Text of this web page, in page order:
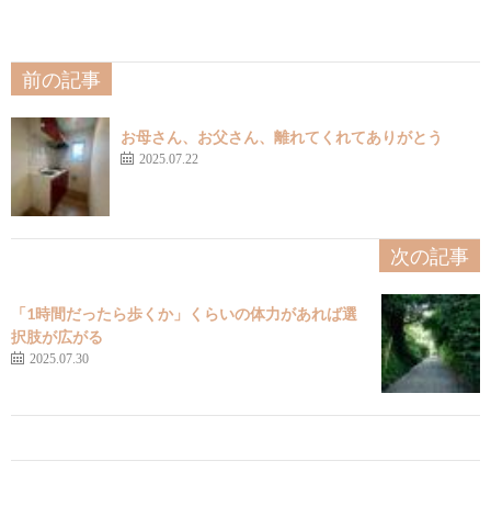
前の記事
お母さん、お父さん、離れてくれてありがとう
2025.07.22
次の記事
「1時間だったら歩くか」くらいの体力があれば選
択肢が広がる
2025.07.30